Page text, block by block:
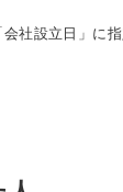
会社設立日」に